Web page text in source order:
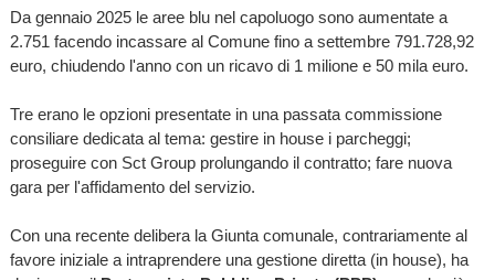
Da gennaio 2025 le aree blu nel capoluogo sono aumentate a
2.751 facendo incassare al Comune fino a settembre 791.728,92
euro, chiudendo l'anno con un ricavo di 1 milione e 50 mila euro.
Tre erano le opzioni presentate in una passata commissione
consiliare dedicata al tema: gestire in house i parcheggi;
proseguire con Sct Group prolungando il contratto; fare nuova
gara per l'affidamento del servizio.
Con una recente delibera la Giunta comunale, contrariamente al
favore iniziale a intraprendere una gestione diretta (in house), ha